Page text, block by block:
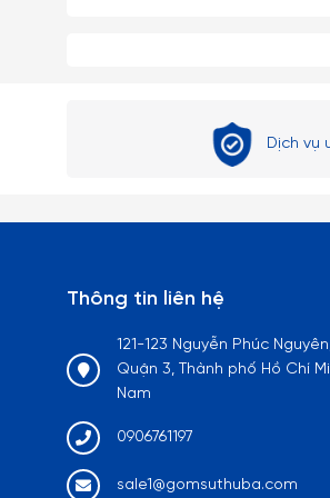
Dịch vụ
Thông tin liên hệ
121-123 Nguyễn Phúc
Quận 3, Thành phố Hồ Chí
Nam
0906761197
sale1@gomsuthuba.com